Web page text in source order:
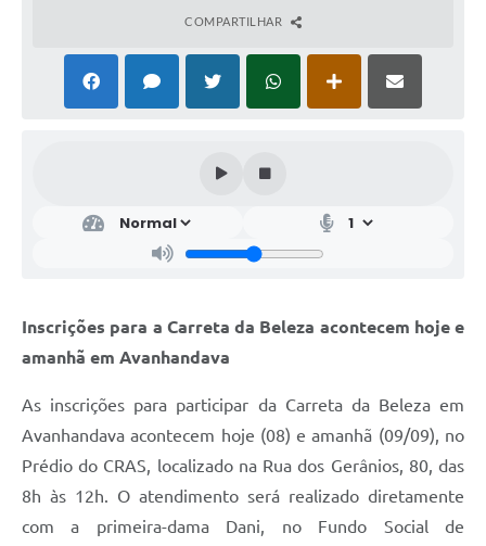
COMPARTILHAR
Inscrições para a Carreta da Beleza acontecem hoje e
amanhã em Avanhandava
As inscrições para participar da Carreta da Beleza em
Avanhandava acontecem hoje (08) e amanhã (09/09), no
Prédio do CRAS, localizado na Rua dos Gerânios, 80, das
8h às 12h. O atendimento será realizado diretamente
com a primeira-dama Dani, no Fundo Social de